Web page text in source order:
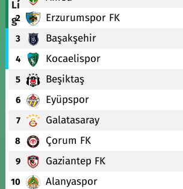
2 Erzurumspor FK
3 Başakşehir
4 Kocaelispor
5 Beşiktaş
6 Eyüpspor
7 Galatasaray
8 Çorum FK
9 Gaziantep FK
10 Alanyaspor